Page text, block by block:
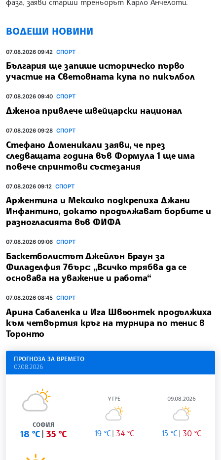
ВОДЕЩИ НОВИНИ
07.08.2026 09:42 СПОРТ
България ще запише историческо първо
участие на Световната купа по пикълбол
07.08.2026 09:40 СПОРТ
Дженоа привлече швейцарски национал
07.08.2026 09:28 СПОРТ
Стефано Доменикали заяви, че през
следващата година във Формула 1 ще има
повече спринтови състезания
07.08.2026 09:12 СПОРТ
Аржентина и Мексико подкрепиха Джани
Инфантино, докато продължават борбите и
разногласията във ФИФА
07.08.2026 09:06 СПОРТ
Баскетболистът Джейлън Браун за
Филаделфия 76ърс: „Всичко трябва да се
основава на уважение и работа“
07.08.2026 08:45 СПОРТ
Арина Сабаленка и Ига Швьонтек продължиха
към четвъртия кръг на турнира по тенис в
Торонто
ПРОГНОЗА ЗА ВРЕМЕТО
07.08.2026
СОФИЯ
18 °C 35 °C
УТРЕ
19 °C 34 °C
09.08.2026
15 °C 30 °C